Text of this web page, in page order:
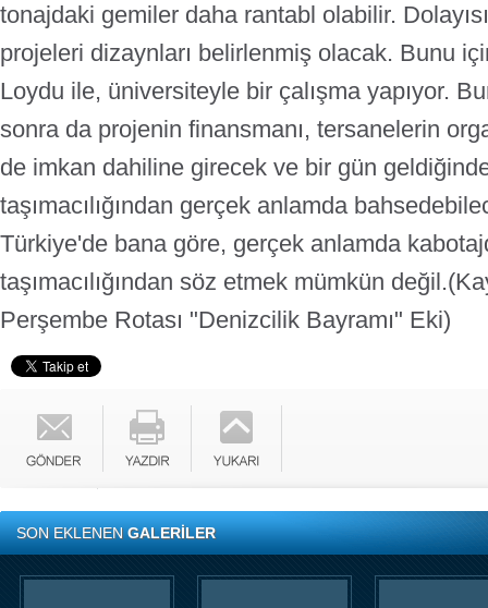
tonajdaki gemiler daha rantabl olabilir.
projeleri dizaynları belirlenmiş olacak. Bunu
Loydu ile, üniversiteyle bir çalışma yapıyor.
sonra da projenin finansmanı, tersanelerin
de imkan dahiline girecek ve bir gün
taşımacılığından gerçek anlamda
Türkiye'de bana göre, gerçek anlamda
taşımacılığından söz etmek mümkün değil.
Perşembe Rotası "Denizcilik Bayramı" Eki)
SON EKLENENGALERİLER